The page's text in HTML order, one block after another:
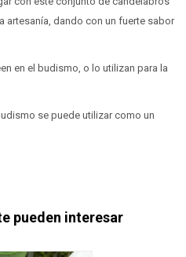
artesanía, dando con un fuerte sabor
en el budismo, o lo utilizan para la
se puede utilizar como un
pueden interesar